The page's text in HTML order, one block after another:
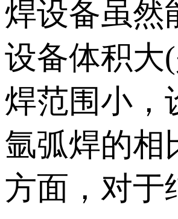
焊设备虽然
设备体积大
焊范围小，
氩弧焊的相
方面，对于